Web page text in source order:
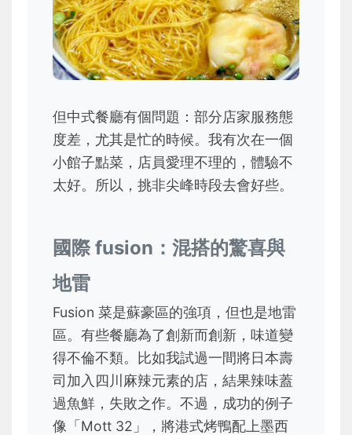
但中式餐廳有個問題：部分店家服務態
度差，尤其是忙的時候。我有次在一個
小館子點菜，店員愛理不理的，體驗不
太好。所以，挑非尖峰時段去會好些。
國際 fusion：混搭的驚喜與
地雷
Fusion 菜是蘇豪區的強項，但也是地雷
區。有些餐廳為了創新而創新，味道變
得不倫不類。比如我試過一間將日本壽
司加入四川麻辣元素的店，結果辣味蓋
過魚鮮，失敗之作。不過，成功的例子
像「Mott 32」，將港式烤鴨配上墨西